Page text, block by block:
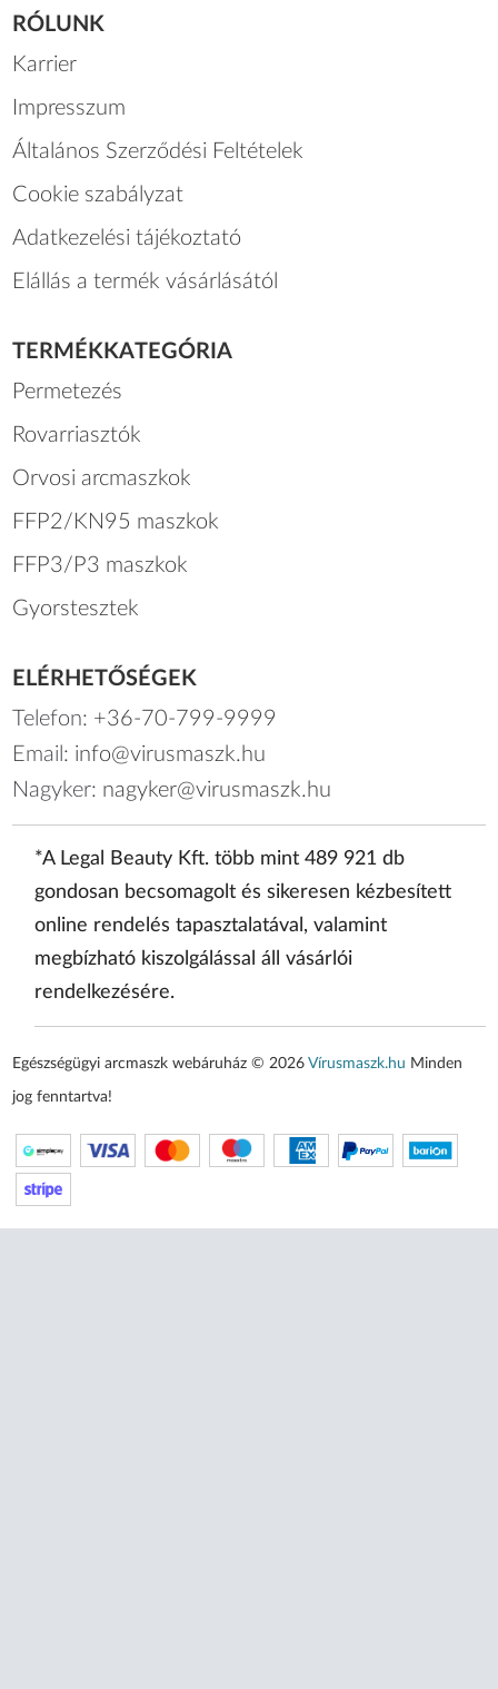
RÓLUNK
Karrier
Impresszum
Általános Szerződési Feltételek
Cookie szabályzat
Adatkezelési tájékoztató
Elállás a termék vásárlásától
TERMÉKKATEGÓRIA
Permetezés
Rovarriasztók
Orvosi arcmaszkok
FFP2/KN95 maszkok
FFP3/P3 maszkok
Gyorstesztek
ELÉRHETŐSÉGEK
Telefon: +36-70-799-9999
Email: info@virusmaszk.hu
Nagyker: nagyker@virusmaszk.hu
*A Legal Beauty Kft. több mint 489 921 db
gondosan becsomagolt és sikeresen kézbesített
online rendelés tapasztalatával, valamint
megbízható kiszolgálással áll vásárlói
rendelkezésére.
Egészségügyi arcmaszk webáruház © 2026Vírusmaszk.hu Minden
jog fenntartva!